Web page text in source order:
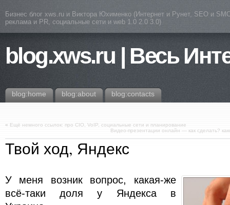
Бизнес блог xws.ru и Виктора Юхименко (Интернет и Рунет, SEO и
реклама и PR, социальные сети и web 1.0 2.0 3.0)
blog.xws.ru | Весь
blog:home blog:about blog:contacts
« Ещё немного ссылок: про CIO, VoIP, социальные сети и планирование
Видео-презентации онлайн — как сделать?
Твой ход, Яндекс
У меня возник вопрос, какая-же
всё-таки доля у Яндекса в